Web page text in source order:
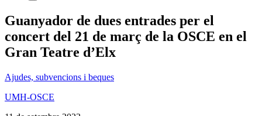
Guanyador de dues entrades per el
concert del 21 de març de la OSCE en el
Gran Teatre d’Elx
Ajudes, subvencions i beques
UMH-OSCE